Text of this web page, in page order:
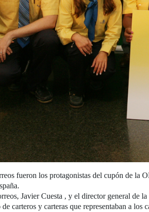
fueron los protagonistas del cupón de la
Javier Cuesta , y el director general de
carteros y carteras que representaban a los